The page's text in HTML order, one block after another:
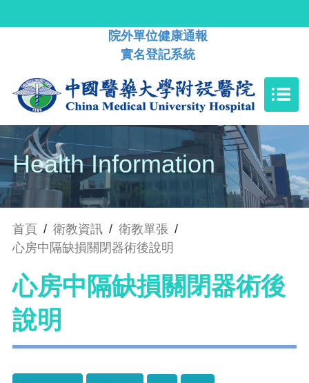
院外單位健康通報
實名登記系統
Health Information
首頁 / 衛教資訊 / 衛教單張 /
心房中隔缺損關閉器術後說明
心房中隔缺損關閉器術後
說明